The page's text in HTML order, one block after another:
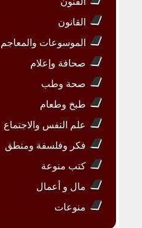
القانون
الموسوعات والمعاجم
صحافة وإعلام
صحة وطب
طبخ وطعام
علم النفس والاجتماع
فكر وفلسفة ومنطق
كتب منوعة
مال و أعمال
منوعات